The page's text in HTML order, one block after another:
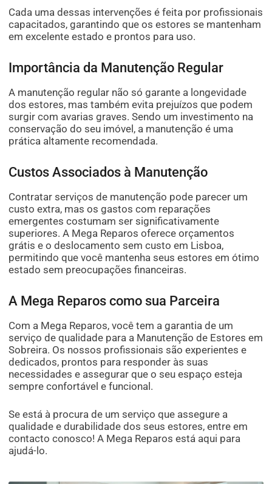
Cada uma dessas intervenções é feita por profissionais
capacitados, garantindo que os estores se mantenham
em excelente estado e prontos para uso.
Importância da Manutenção Regular
A manutenção regular não só garante a longevidade
dos estores, mas também evita prejuízos que podem
surgir com avarias graves. Sendo um investimento na
conservação do seu imóvel, a manutenção é uma
prática altamente recomendada.
Custos Associados à Manutenção
Contratar serviços de manutenção pode parecer um
custo extra, mas os gastos com reparações
emergentes costumam ser significativamente
superiores. A Mega Reparos oferece orçamentos
grátis e o deslocamento sem custo em Lisboa,
permitindo que você mantenha seus estores em ótimo
estado sem preocupações financeiras.
A Mega Reparos como sua Parceira
Com a Mega Reparos, você tem a garantia de um
serviço de qualidade para a Manutenção de Estores em
Sobreira. Os nossos profissionais são experientes e
dedicados, prontos para responder às suas
necessidades e assegurar que o seu espaço esteja
sempre confortável e funcional.
Se está à procura de um serviço que assegure a
qualidade e durabilidade dos seus estores, entre em
contacto conosco! A Mega Reparos está aqui para
ajudá-lo.